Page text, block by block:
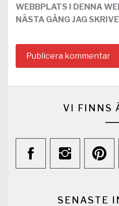
WEBBPLATS I DENNA
NÄSTA GÅNG JAG
VI FINNS
SENASTE